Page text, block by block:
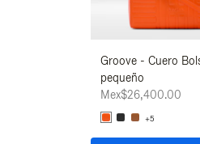
Groove - Cuero
pequeño
Mex$26,400.00
+5